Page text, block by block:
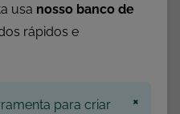
usa nosso banco de
rápidos e
para criar
×